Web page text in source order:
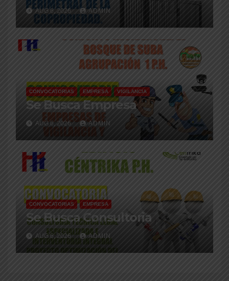
AUG 6, 2026 ADMIN
CONVOCATORIAS EMPRESA VIGILANCIA
Se Busca Empresa
AUG 6, 2026 ADMIN
CONVOCATORIAS EMPRESA
Se Busca Consultoria
AUG 6, 2026 ADMIN